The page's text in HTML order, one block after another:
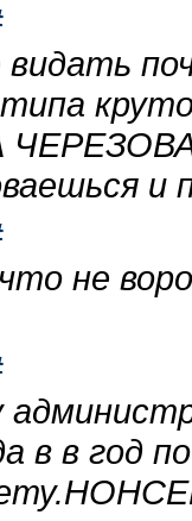
видать
не
в в год